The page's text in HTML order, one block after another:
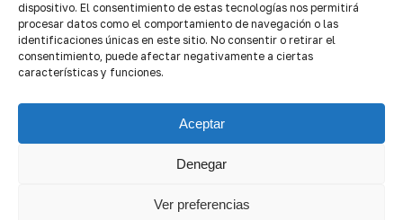
dispositivo. El consentimiento de estas tecnologías nos permitirá
procesar datos como el comportamiento de navegación o las
identificaciones únicas en este sitio. No consentir o retirar el
consentimiento, puede afectar negativamente a ciertas
características y funciones.
Aceptar
Denegar
Ver preferencias
© 2026 Quality Brokers Valencia.
Equipo de Imagen
instagram